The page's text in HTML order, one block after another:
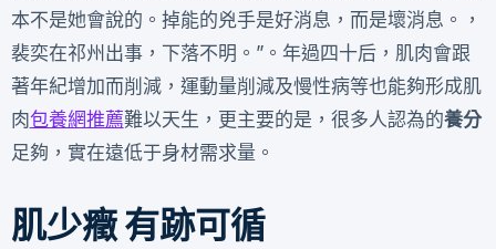
本不是她會說的。掉能的兇手是好消息，而是壞消息。，
裴奕在祁州出事，下落不明。”。年過四十后，肌肉會跟
著年紀增加而削減，運動量削減及慢性病等也能夠形成肌
肉包養網推薦難以天生，更主要的是，很多人認為的養分
足夠，實在遠低于身材需求量。
肌少癥 有跡可循